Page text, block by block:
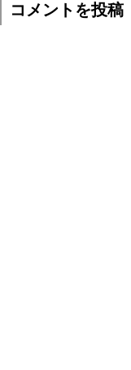
コメントを投稿